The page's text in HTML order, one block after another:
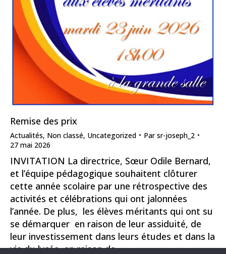
Remise des prix
Actualités, Non classé, Uncategorized Parsr-joseph_2
27 mai 2026
INVITATION La directrice, Sœur Odile Bernard,
et l’équipe pédagogique souhaitent clôturer
cette année scolaire par une rétrospective des
activités et célébrations qui ont jalonnées
l’année. De plus, les élèves méritants qui ont su
se démarquer en raison de leur assiduité, de
leur investissement dans leurs études et dans la
vie du lycée, en raison de…